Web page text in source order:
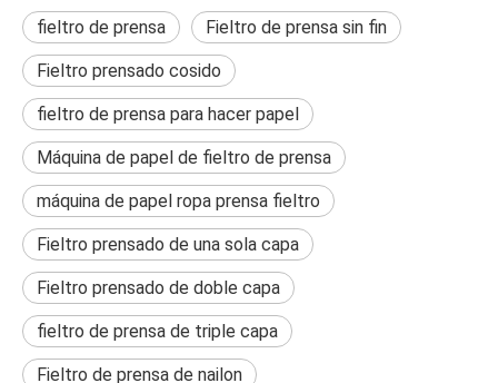
fieltro de prensa Fieltro de prensa sin fin
Fieltro prensado cosido
fieltro de prensa para hacer papel
Máquina de papel de fieltro de prensa
máquina de papel ropa prensa fieltro
Fieltro prensado de una sola capa
Fieltro prensado de doble capa
fieltro de prensa de triple capa
Fieltro de prensa de nailon